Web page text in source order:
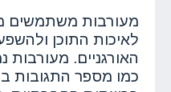
מעורבות משתמשים
לאיכות התוכן
האורגניים.
כמו מספר התגובות